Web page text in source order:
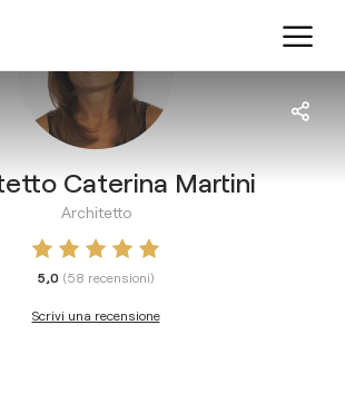
Caterina Martini
Architetto
5,0 (58 recensioni)
Scrivi una recensione